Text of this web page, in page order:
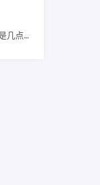
子时是几点(子时是几点到几点丑时是几点到几点)